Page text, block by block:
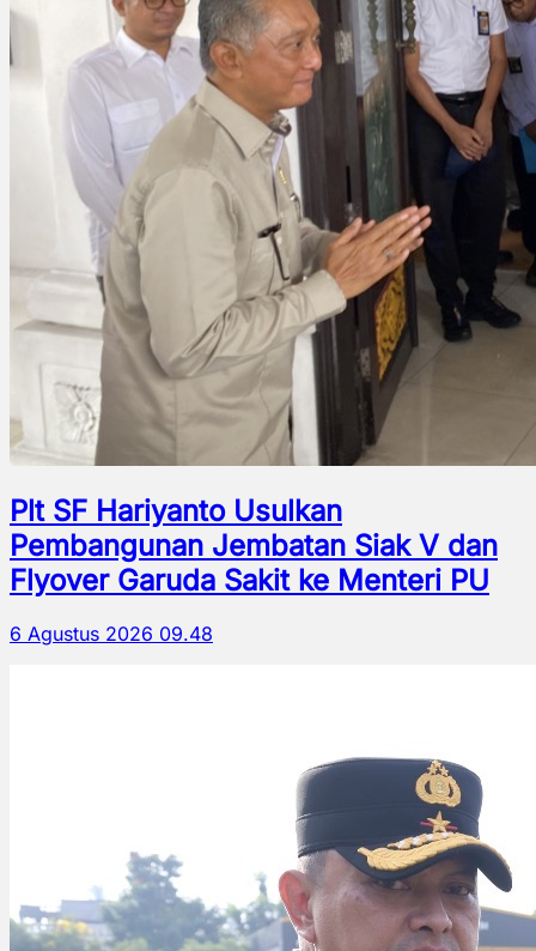
Plt SF Hariyanto Usulkan
Pembangunan Jembatan Siak V dan
Flyover Garuda Sakit ke Menteri PU
6 Agustus 2026 09.48